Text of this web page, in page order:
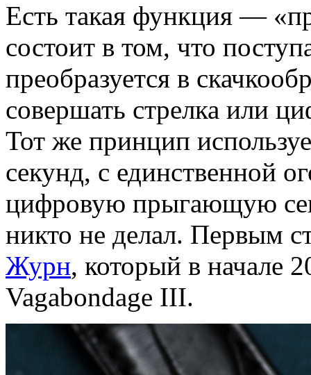
Есть такая функция —
состоит в том, что
преобразуется в
совершать стрелка или
Тот же принцип
секунд, с единственной
цифровую прыгающую
никто не делал. Первым
Журн, который в начале
Vagabondage III.